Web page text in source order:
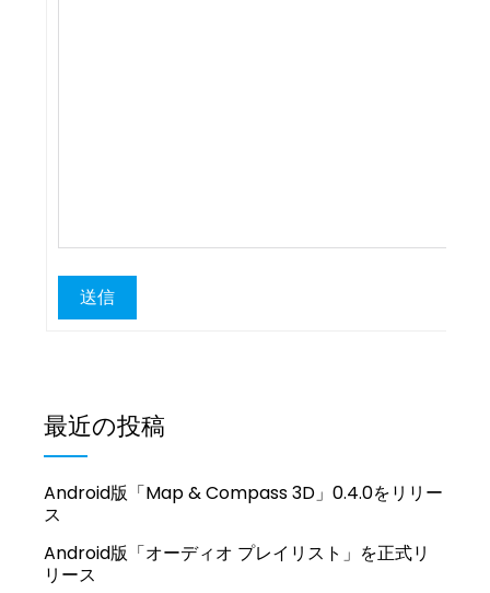
送信
最近の投稿
Android版「Map & Compass 3D」0.4.0をリリー
ス
Android版「オーディオ プレイリスト」を正式リ
リース